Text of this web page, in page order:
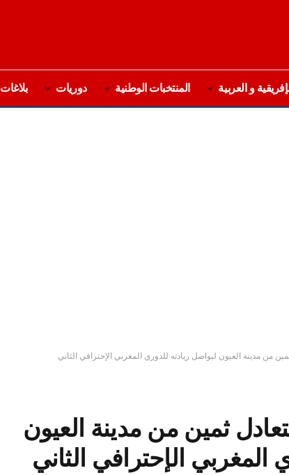
و العربية المنتخبات الوطنية دوريات بلاغات
من مدينة العيون ليواصل ريادته للدوري المغربي الإحترافي الثاني
ثمين من مدينة العيون
المغربي الإحترافي الثاني